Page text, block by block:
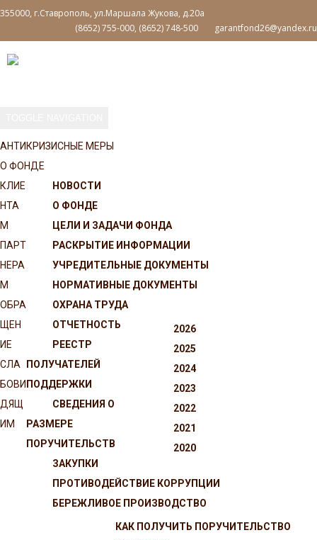
355000, г.Ставрополь, ул.Маршала Жукова, д.20а
(8652) 755-000, (8652) 748-500
garantfond26@yandex.ru
АНТИКРИЗИСНЫЕ МЕРЫ
О ФОНДЕ
НОВОСТИ
О ФОНДЕ
ЦЕЛИ И ЗАДАЧИ ФОНДА
РАСКРЫТИЕ ИНФОРМАЦИИ
УЧРЕДИТЕЛЬНЫЕ ДОКУМЕНТЫ
НОРМАТИВНЫЕ ДОКУМЕНТЫ
ОХРАНА ТРУДА
ОТЧЕТНОСТЬ
2026
2025
2024
2023
2022
2021
2020
РЕЕСТР
ПОЛУЧАТЕЛЕЙ
ПОДДЕРЖКИ
СВЕДЕНИЯ О
РАЗМЕРЕ
ПОРУЧИТЕЛЬСТВ
ЗАКУПКИ
ПРОТИВОДЕЙСТВИЕ КОРРУПЦИИ
БЕРЕЖЛИВОЕ ПРОИЗВОДСТВО
КЛИЕ
НТА
М
КАК ПОЛУЧИТЬ ПОРУЧИТЕЛЬСТВО
ПАРТ
НЕРА
М
ОБРА
ЩЕН
ИЕ
СЛА
БОВИ
ДЯЩ
ИМ